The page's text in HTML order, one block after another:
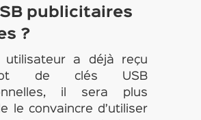
publicitaires
?
utilisateur a déjà reçu
de clés USB
il sera plus
le convaincre d’utiliser